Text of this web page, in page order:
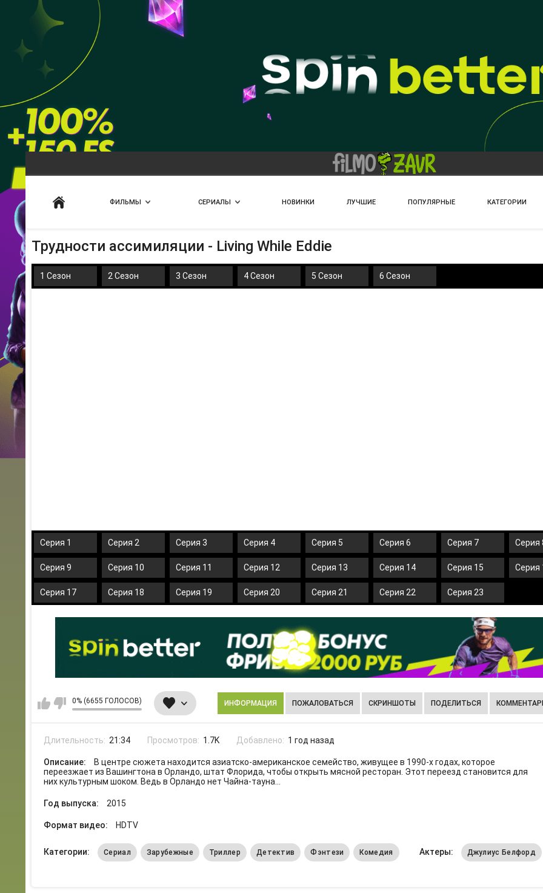
ФИЛЬМЫ СЕРИАЛЫ НОВИНКИ ЛУЧШИЕ ПОПУЛЯРНЫЕ КАТЕГОРИИ
Трудности ассимиляции - Living While Eddie
1 Сезон 2 Сезон 3 Сезон 4 Сезон 5 Сезон 6 Сезон
Серия 1 Серия 2 Серия 3 Серия 4 Серия 5 Серия 6 Серия 7 Серия
Серия 9 Серия 10 Серия 11 Серия 12 Серия 13 Серия 14 Серия 15 Серия
Серия 17 Серия 18 Серия 19 Серия 20 Серия 21 Серия 22 Серия 23
0% (6655 ГОЛОСОВ) ИНФОРМАЦИЯ ПОЖАЛОВАТЬСЯ СКРИНШОТЫ ПОДЕЛИТЬСЯ
Длительность: 21:34 Просмотров: 1.7K Добавлено: 1 год назад
Описание:
В центре сюжета находится азиатско-американское семейство, живущее в 1990-х годах, которое
переезжает из Вашингтона в Орландо, штат Флорида, чтобы открыть мясной ресторан. Этот переезд становится для
них культурным шоком. Ведь в Орландо нет Чайна-тауна...
Год выпуска: 2015
Формат видео: HDTV
Категории: Сериал Зарубежные Триллер Детектив Фэнтези Комедия Актеры: Джулиус Белфорд